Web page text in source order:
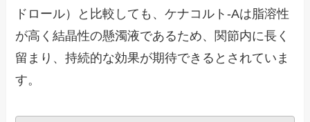
ドロール）と比較しても、ケナコルト-Aは脂溶性
が高く結晶性の懸濁液であるため、関節内に長く
留まり、持続的な効果が期待できるとされていま
す。